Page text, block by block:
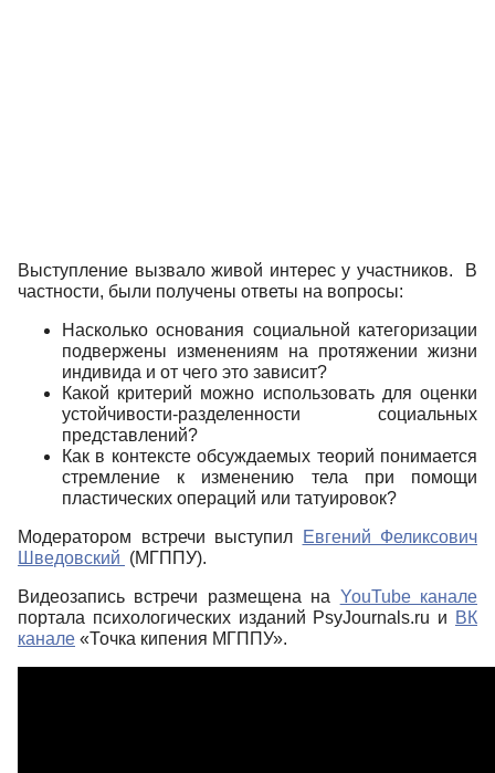
Выступление вызвало живой интерес у участников. В
частности, были получены ответы на вопросы:
Насколько основания социальной категоризации
подвержены изменениям на протяжении жизни
индивида и от чего это зависит?
Какой критерий можно использовать для оценки
устойчивости-разделенности социальных
представлений?
Как в контексте обсуждаемых теорий понимается
стремление к изменению тела при помощи
пластических операций или татуировок?
Модератором встречи выступил
Евгений Феликсович
Шведовский (МГППУ).
Видеозапись встречи размещена на YouTube канале
портала психологических изданий PsyJournals.ru и ВК
канале «Точка кипения МГППУ».